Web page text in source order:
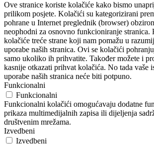
Ove stranice koriste kolačiće kako bismo
prilikom posjete. Kolačići su kategorizirani
pohrane u Internet preglednik (browser)
neophodni za osnovno funkcioniranje stranica.
kolačiće treće strane koji nam pomažu u
uporabe naših stranica. Ovi se kolačići
samo ukoliko ih prihvatite. Također možete i
kasnije otkazati prihvat kolačića. No tada vaše
uporabe naših stranica neće biti potpuno.
Funkcionalni
Funkcionalni
Funkcionalni kolačići omogućavaju dodatne
prikaza multimedijalnih zapisa ili dijeljenja
društvenim mrežama.
Izvedbeni
Izvedbeni